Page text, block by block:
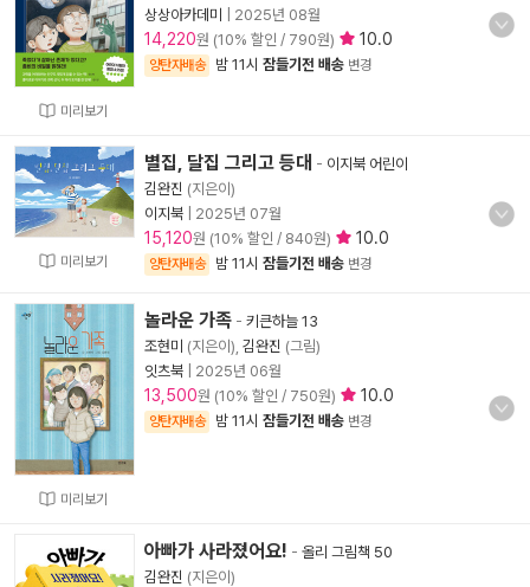
미리보기
상상아카데미
2025년 08월
14,220원 (10% 할인 / 790원) 10.0
양탄자배송 밤 11시 잠들기전 배송 변경
미리보기
별집, 달집 그리고 등대 - 이지북 어린이
김완진 (지은이)
이지북
2025년 07월
15,120원 (10% 할인 / 840원) 10.0
양탄자배송 밤 11시 잠들기전 배송 변경
미리보기
놀라운 가족 - 키큰하늘 13
조현미 (지은이), 김완진 (그림)
잇츠북
2025년 06월
13,500원 (10% 할인 / 750원) 10.0
양탄자배송 밤 11시 잠들기전 배송 변경
아빠가 사라졌어요! - 올리 그림책 50
김완진 (지은이)